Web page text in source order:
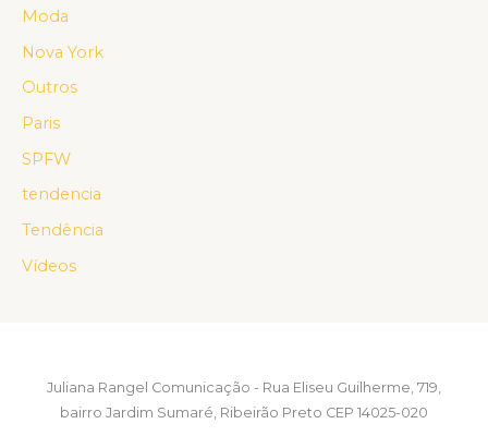
Moda
Nova York
Outros
Paris
SPFW
tendencia
Tendência
Vídeos
Juliana Rangel Comunicação - Rua Eliseu Guilherme, 719,
bairro Jardim Sumaré, Ribeirão Preto CEP 14025-020